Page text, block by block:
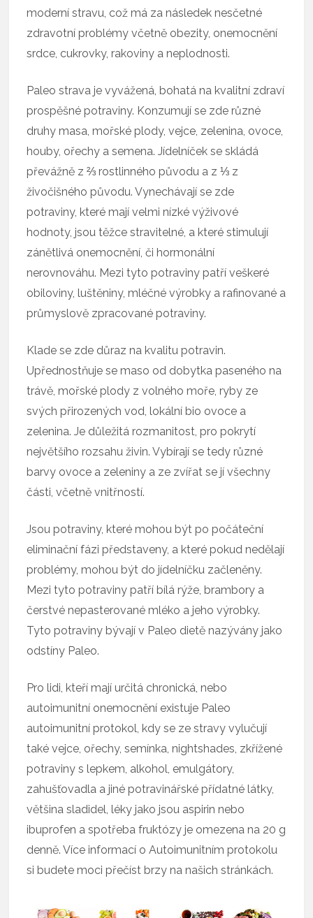
moderní stravu, což má za následek nesčetné
zdravotní problémy včetně obezity, onemocnění
srdce, cukrovky, rakoviny a neplodnosti.
Paleo strava je vyvážená, bohatá na kvalitní zdraví
prospěšné potraviny. Konzumují se zde různé
druhy masa, mořské plody, vejce, zelenina, ovoce,
houby, ořechy a semena. Jídelníček se skládá
převážně z ⅔ rostlinného původu a z ⅓ z
živočišného původu. Vynechávají se zde
potraviny, které mají velmi nízké výživové
hodnoty, jsou těžce stravitelné, a které stimulují
zánětlivá onemocnění, či hormonální
nerovnováhu. Mezi tyto potraviny patří veškeré
obiloviny, luštěniny, mléčné výrobky a rafinované a
průmyslově zpracované potraviny.
Klade se zde důraz na kvalitu potravin.
Upřednostňuje se maso od dobytka paseného na
trávě, mořské plody z volného moře, ryby ze
svých přirozených vod, lokální bio ovoce a
zelenina. Je důležitá rozmanitost, pro pokrytí
největšího rozsahu živin. Vybírají se tedy různé
barvy ovoce a zeleniny a ze zvířat se jí všechny
části, včetně vnitřností.
Jsou potraviny, které mohou být po počáteční
eliminační fázi představeny, a které pokud nedělají
problémy, mohou být do jídelníčku začleněny.
Mezi tyto potraviny patří bílá rýže, brambory a
čerstvé nepasterované mléko a jeho výrobky.
Tyto potraviny bývají v Paleo dietě nazývány jako
odstíny Paleo.
Pro lidi, kteří mají určitá chronická, nebo
autoimunitní onemocnění existuje Paleo
autoimunitní protokol, kdy se ze stravy vylučují
také vejce, ořechy, semínka, nightshades, zkřížené
potraviny s lepkem, alkohol, emulgátory,
zahušťovadla a jiné potravinářské přídatné látky,
většina sladidel, léky jako jsou aspirin nebo
ibuprofen a spotřeba fruktózy je omezena na 20 g
denně. Více informací o Autoimunitním protokolu
si budete moci přečíst brzy na našich stránkách.